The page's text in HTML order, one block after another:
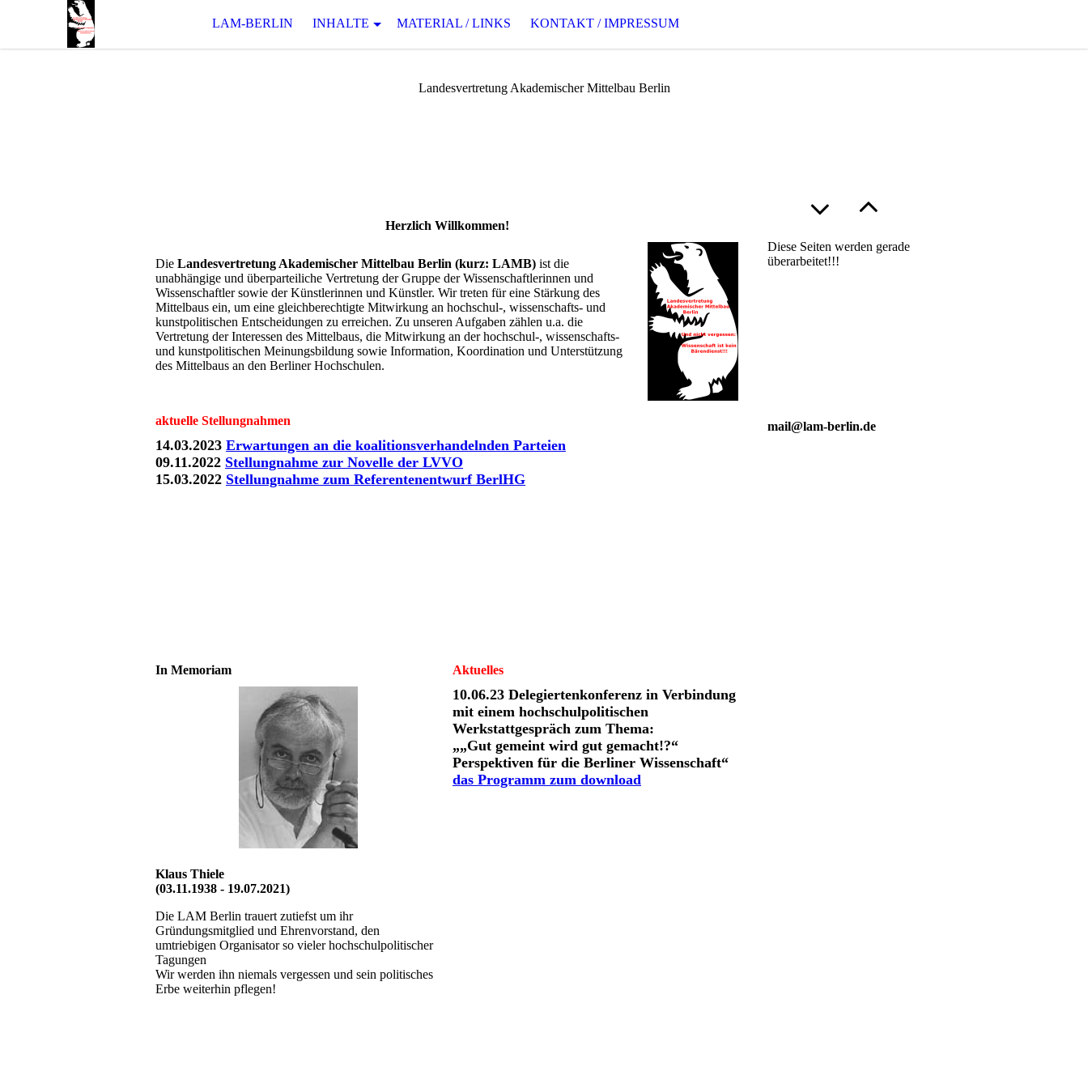
LAM-BERLIN INHALTE MATERIAL / LINKS KONTAKT / IMPRESSUM
Landesvertretung Akademischer Mittelbau Berlin
Herzlich Willkommen!
Die Landesvertretung Akademischer Mittelbau Berlin (kurz: LAMB) ist die
unabhängige und überparteiliche Vertretung der Gruppe der Wissenschaftlerinnen und
Wissenschaftler sowie der Künstlerinnen und Künstler. Wir treten für eine Stärkung des
Mittelbaus ein, um eine gleichberechtigte Mitwirkung an hochschul-, wissenschafts- und
kunstpolitischen Entscheidungen zu erreichen. Zu unseren Aufgaben zählen u.a. die
Vertretung der Interessen des Mittelbaus, die Mitwirkung an der hochschul-, wissenschafts-
und kunstpolitischen Meinungsbildung sowie Information, Koordination und Unterstützung
des Mittelbaus an den Berliner Hochschulen.
aktuelle Stellungnahmen
14.03.2023 Erwartungen an die koalitionsverhandelnden Parteien
09.11.2022 Stellungnahme zur Novelle der LVVO
15.03.2022 Stellungnahme zum Referentenentwurf BerlHG
In Memoriam
Klaus Thiele
(03.11.1938 - 19.07.2021)
Die LAM Berlin trauert zutiefst um ihr
Gründungsmitglied und Ehrenvorstand, den
umtriebigen Organisator so vieler hochschulpolitischer
Tagungen
Wir werden ihn niemals vergessen und sein politisches
Erbe weiterhin pflegen!
Aktuelles
10.06.23 Delegiertenkonferenz in Verbindung
mit einem hochschulpolitischen
Werkstattgespräch zum Thema:
„„Gut gemeint wird gut gemacht!?“
Perspektiven für die Berliner Wissenschaft“
das Programm zum download
Diese Seiten werden gerade
überarbeitet!!!
mail@lam-berlin.de